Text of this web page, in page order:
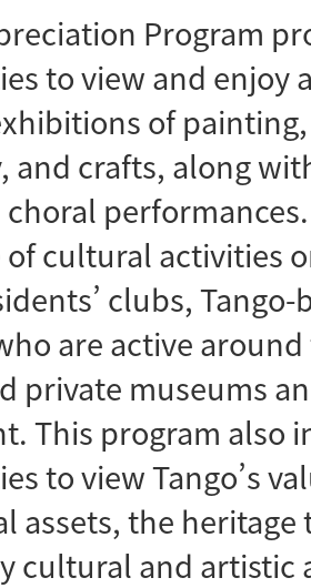
Program
to view and enjoy
of
and crafts, along
cultural activities
clubs,
are active
private museums
This program also
to view Tango’s
assets, the
cultural and artistic